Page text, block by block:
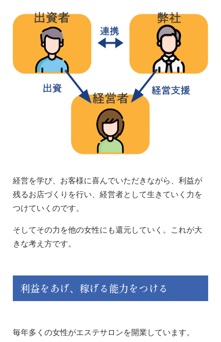
経営を学び、お客様に喜んでいただきながら、利益が
残るお店づくりを行い、経営者として生きていく力を
つけていくのです。
そしてその力を他の女性にも還元していく。これが大
きな考え方です。
利益をあげ、稼げる能力をつける
毎年多くの女性がエステサロンを開業しています。